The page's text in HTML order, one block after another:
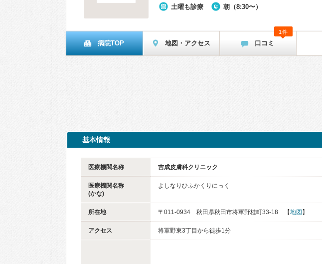
土曜も診療
朝（8:30〜）
病院TOP 地図・アクセス 口コミ
1件
基本情報
医療機関名称 吉成皮膚科クリニック
医療機関名称
(かな)
よしなりひふかくりにっく
所在地 〒011-0934 秋田県秋田市将軍野桂町33-18 【地図 】
アクセス 将軍野東3丁目から徒歩1分